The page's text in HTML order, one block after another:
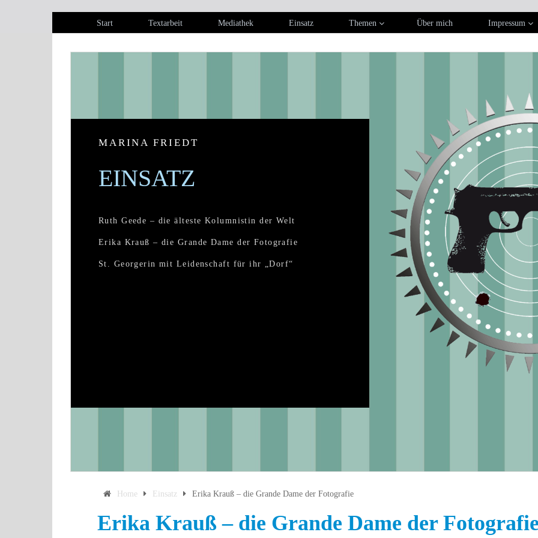
Start Textarbeit Mediathek Einsatz Themen Über mich Impressum
MARINA FRIEDT
EINSATZ
Ruth Geede – die älteste Kolumnistin der Welt
Erika Krauß – die Grande Dame der Fotografie
St. Georgerin mit Leidenschaft für ihr „Dorf“
Home Einsatz Erika Krauß – die Grande Dame der Fotografie
Erika Krauß – die Grande Dame der